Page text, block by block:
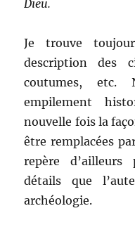
Dieu.
Je trouve
description des
coutumes, etc.
empilement
nouvelle fois la
être remplacées
repère
détails que
archéologie.